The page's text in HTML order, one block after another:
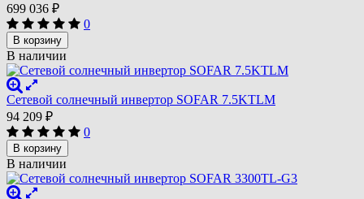
699 036 ₽
0
В корзину
В наличии
Сетевой солнечный инвертор SOFAR 7.5KTLM
94 209 ₽
0
В корзину
В наличии